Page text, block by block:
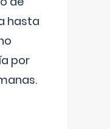
hasta
por